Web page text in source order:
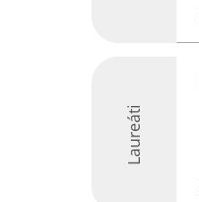
Laureáti